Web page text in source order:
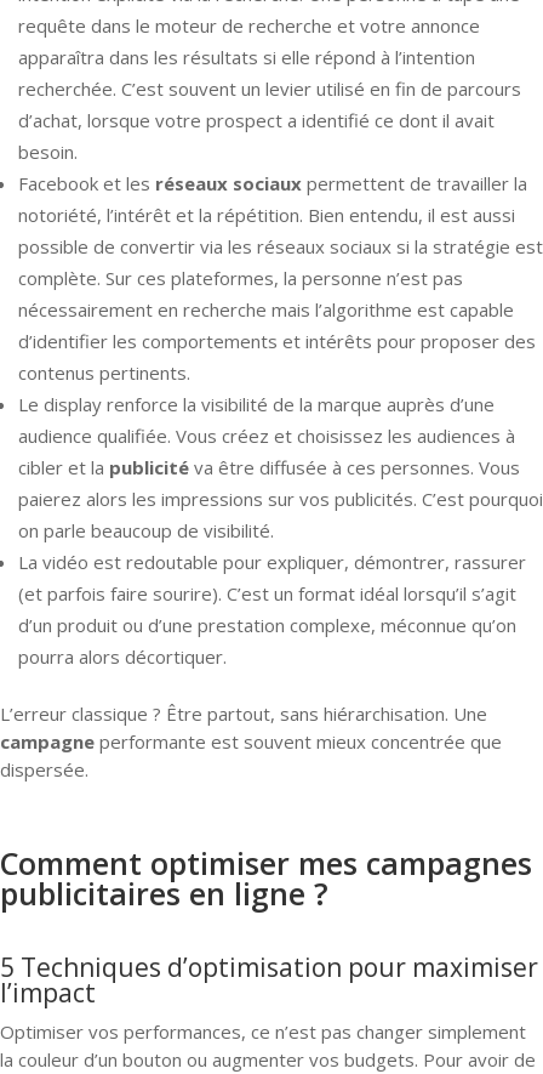
requête dans le moteur de recherche et votre annonce
apparaîtra dans les résultats si elle répond à l’intention
recherchée. C’est souvent un levier utilisé en fin de parcours
d’achat, lorsque votre prospect a identifié ce dont il avait
besoin.
Facebook et les réseaux sociaux permettent de travailler la
notoriété, l’intérêt et la répétition. Bien entendu, il est aussi
possible de convertir via les réseaux sociaux si la stratégie est
complète. Sur ces plateformes, la personne n’est pas
nécessairement en recherche mais l’algorithme est capable
d’identifier les comportements et intérêts pour proposer des
contenus pertinents.
Le display renforce la visibilité de la marque auprès d’une
audience qualifiée. Vous créez et choisissez les audiences à
cibler et la publicité va être diffusée à ces personnes. Vous
paierez alors les impressions sur vos publicités. C’est pourquoi
on parle beaucoup de visibilité.
La vidéo est redoutable pour expliquer, démontrer, rassurer
(et parfois faire sourire). C’est un format idéal lorsqu’il s’agit
d’un produit ou d’une prestation complexe, méconnue qu’on
pourra alors décortiquer.
L’erreur classique ? Être partout, sans hiérarchisation. Une
campagne performante est souvent mieux concentrée que
dispersée.
Comment optimiser mes campagnes
publicitaires en ligne ?
5 Techniques d’optimisation pour maximiser
l’impact
Optimiser vos performances, ce n’est pas changer simplement
la couleur d’un bouton ou augmenter vos budgets. Pour avoir de